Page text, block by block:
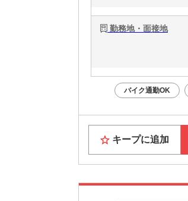
勤務地・面接地
バイク通勤OK
キープに追加